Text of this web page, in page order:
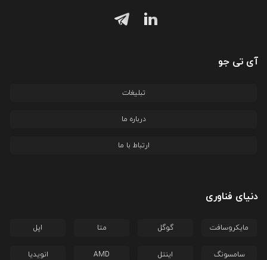
آی تی جو
تبلیغات
درباره ما
ارتباط با ما
دنیای فناوری
مایکروسافت گوگل متا اپل
سامسونگ اینتل AMD انویدیا